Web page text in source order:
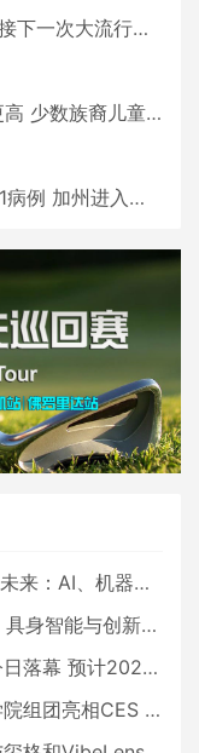
次大流行了吗？
族裔儿童存在差异
州进入紧急状态
机器人与智能生活大爆发
创新领域 中国公司大放异彩
2026行业收入将超五千亿美元
团亮相CES 广受好评